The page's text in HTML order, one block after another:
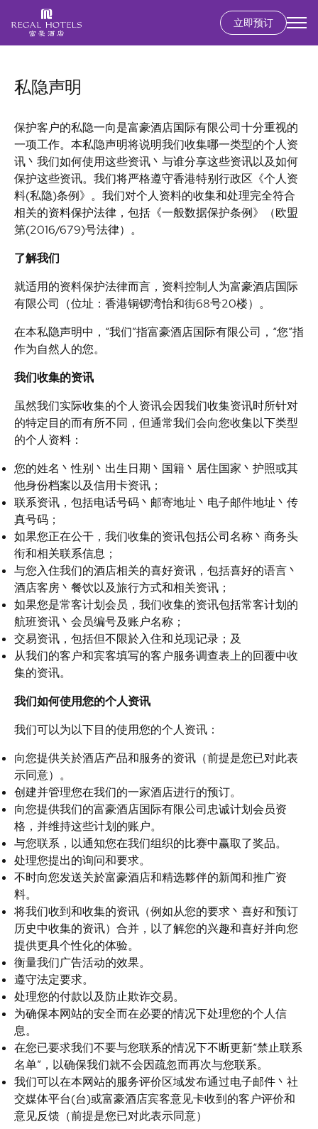
立即预订
Secondary
menu
私隐声明
保护客户的私隐一向是富豪酒店国际有限公司十分重视的
一项工作。本私隐声明将说明我们收集哪一类型的个人资
讯丶我们如何使用这些资讯丶与谁分享这些资讯以及如何
保护这些资讯。我们将严格遵守香港特别行政区《个人资
料(私隐)条例》。我们对个人资料的收集和处理完全符合
相关的资料保护法律，包括《一般数据保护条例》（欧盟
第(2016/679)号法律）。
了解我们
就适用的资料保护法律而言，资料控制人为富豪酒店国际
有限公司（位址：香港铜锣湾怡和街68号20楼）。
在本私隐声明中，“我们”指富豪酒店国际有限公司，“您”指
作为自然人的您。
我们收集的资讯
虽然我们实际收集的个人资讯会因我们收集资讯时所针对
的特定目的而有所不同，但通常我们会向您收集以下类型
的个人资料：
您的姓名丶性别丶出生日期丶国籍丶居住国家丶护照或其
他身份档案以及信用卡资讯；
联系资讯，包括电话号码丶邮寄地址丶电子邮件地址丶传
真号码；
如果您正在公干，我们收集的资讯包括公司名称丶商务头
衔和相关联系信息；
与您入住我们的酒店相关的喜好资讯，包括喜好的语言丶
酒店客房丶餐饮以及旅行方式和相关资讯；
如果您是常客计划会员，我们收集的资讯包括常客计划的
航班资讯丶会员编号及账户名称；
交易资讯，包括但不限於入住和兑现记录；及
从我们的客户和宾客填写的客户服务调查表上的回覆中收
集的资讯。
我们如何使用您的个人资讯
我们可以为以下目的使用您的个人资讯：
向您提供关於酒店产品和服务的资讯（前提是您已对此表
示同意）。
创建并管理您在我们的一家酒店进行的预订。
向您提供我们的富豪酒店国际有限公司忠诚计划会员资
格，并维持这些计划的账户。
与您联系，以通知您在我们组织的比赛中赢取了奖品。
处理您提出的询问和要求。
不时向您发送关於富豪酒店和精选夥伴的新闻和推广资
料。
将我们收到和收集的资讯（例如从您的要求丶喜好和预订
历史中收集的资讯）合并，以了解您的兴趣和喜好并向您
提供更具个性化的体验。
衡量我们广告活动的效果。
遵守法定要求。
处理您的付款以及防止欺诈交易。
为确保本网站的安全而在必要的情况下处理您的个人信
息。
在您已要求我们不要与您联系的情况下不断更新“禁止联系
名单”，以确保我们就不会因疏忽而再次与您联系。
我们可以在本网站的服务评价区域发布通过电子邮件丶社
交媒体平台(台)或富豪酒店宾客意见卡收到的客户评价和
意见反馈（前提是您已对此表示同意）